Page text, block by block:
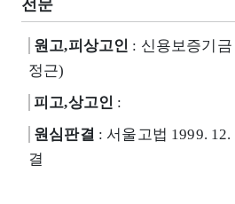
전문
원고,피상고인 : 신용보증기
정근)
피고,상고인 :
원심판결 : 서울고법 1999.
결